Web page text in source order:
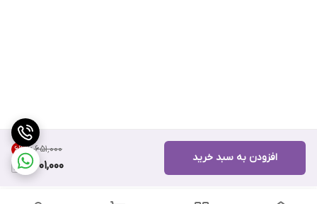
۶٬۶۵۱٬۰۰۰ 6%
6,201,000
افزودن به سبد خرید